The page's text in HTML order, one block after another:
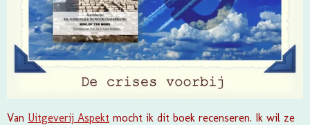
Van Uitgeverij Aspekt mocht ik dit boek recenseren. Ik wil ze